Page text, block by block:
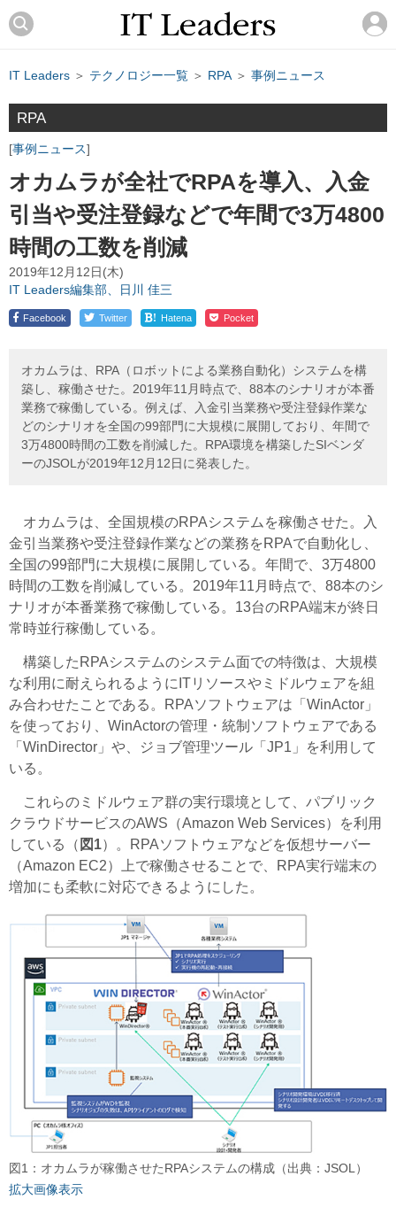
IT Leaders ＞ テクノロジー一覧 ＞ RPA ＞ 事例ニュース
RPA
事例ニュース
オカムラが全社でRPAを導入、入金
引当や受注登録などで年間で3万4800
時間の工数を削減
2019年12月12日(木)
IT Leaders編集部、日川 佳三
Facebook Twitter ! Hatena Pocket
オカムラは、RPA（ロボットによる業務自動化）システムを構
築し、稼働させた。2019年11月時点で、88本のシナリオが本番
業務で稼働している。例えば、入金引当業務や受注登録作業な
どのシナリオを全国の99部門に大規模に展開しており、年間で
3万4800時間の工数を削減した。RPA環境を構築したSIベンダ
ーのJSOLが2019年12月12日に発表した。
オカムラは、全国規模のRPAシステムを稼働させた。入
金引当業務や受注登録作業などの業務をRPAで自動化し、
全国の99部門に大規模に展開している。年間で、3万4800
時間の工数を削減している。2019年11月時点で、88本のシ
ナリオが本番業務で稼働している。13台のRPA端末が終日
常時並行稼働している。
構築したRPAシステムのシステム面での特徴は、大規模
な利用に耐えられるようにITリソースやミドルウェアを組
み合わせたことである。RPAソフトウェアは「WinActor」
を使っており、WinActorの管理・統制ソフトウェアである
「WinDirector」や、ジョブ管理ツール「JP1」を利用して
いる。
これらのミドルウェア群の実行環境として、パブリック
クラウドサービスのAWS（Amazon Web Services）を利用
している（ 図1）。RPAソフトウェアなどを仮想サーバー
（Amazon EC2）上で稼働させることで、RPA実行端末の
増加にも柔軟に対応できるようにした。
図1：オカムラが稼働させたRPAシステムの構成（出典：JSOL）
拡大画像表示